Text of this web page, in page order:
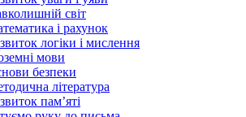
світ
і рахунок
логіки і мислення
мови
безпеки
література
пам’яті